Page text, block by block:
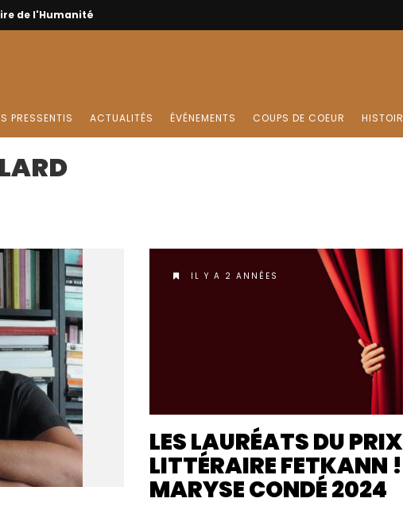
de l'Humanité
PRESSENTIS ACTUALITÉS ÉVÉNEMENTS COUPS DE COEUR
IL Y A 2 ANNÉES
LES LAURÉATS DU PRIX
LITTÉRAIRE FETKANN !
MARYSE CONDÉ 2024